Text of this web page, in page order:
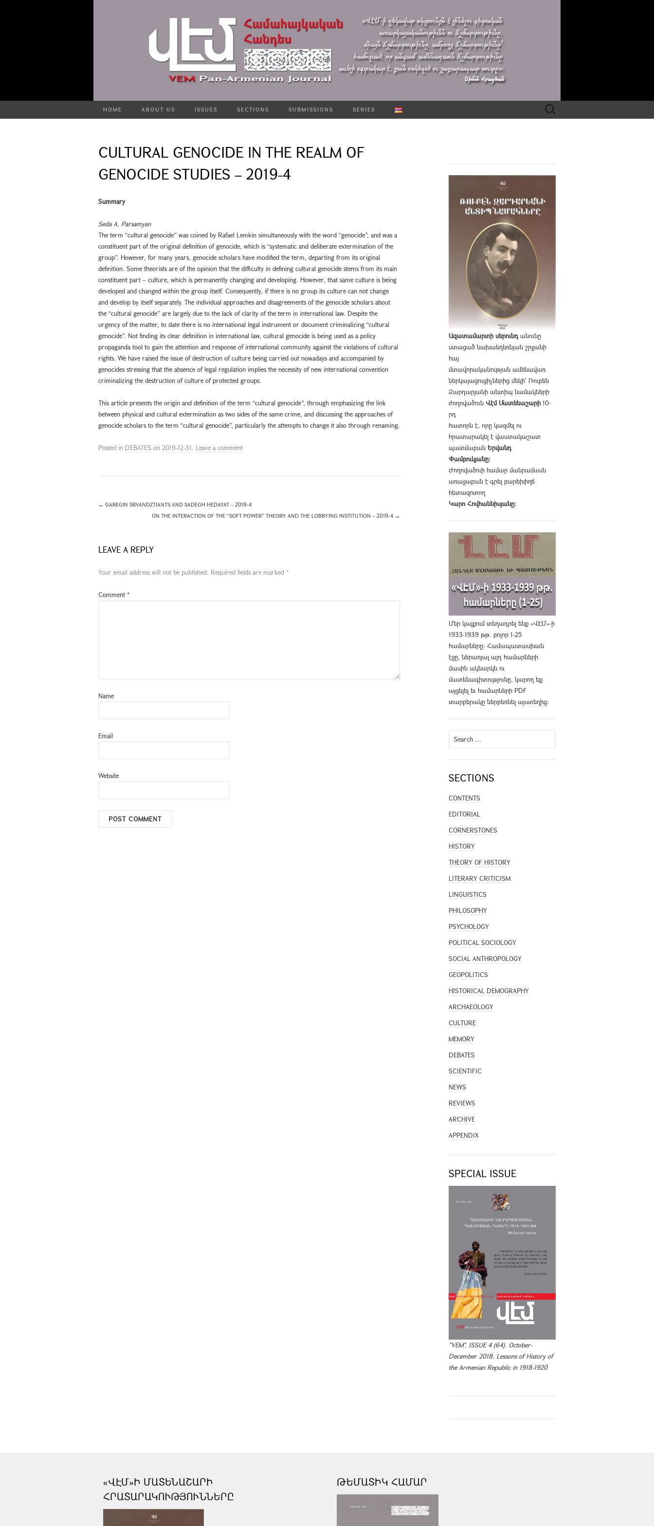
HOME ABOUT US ISSUES SECTIONS SUBMISSIONS SERIES
Search
for:
CULTURAL GENOCIDE IN THE REALM OF
GENOCIDE STUDIES – 2019-4
Summary
Seda A. Parsamyan
The term “cultural genocide” was coined by Rafael Lemkin simultaneously with the word “genocide”, and was a
constituent part of the original definition of genocide, which is “systematic and deliberate extermination of the
group”. However, for many years, genocide scholars have modified the term, departing from its original
definition. Some theorists are of the opinion that the difficulty in defining cultural genocide stems from its main
constituent part – culture, which is permanently changing and developing. However, that same culture is being
developed and changed within the group itself. Consequently, if there is no group its culture can not change
and develop by itself separately. The individual approaches and disagreements of the genocide scholars about
the “cultural genocide” are largely due to the lack of clarity of the term in international law. Despite the
urgency of the matter, to date there is no international legal instrument or document criminalizing “cultural
genocide”. Not finding its clear definition in international law, cultural genocide is being used as a policy
propaganda tool to gain the attention and response of international community against the violations of cultural
rights. We have raised the issue of destruction of culture being carried out nowadays and accompanied by
genocides stressing that the absence of legal regulation implies the necessity of new international convention
criminalizing the destruction of culture of protected groups.
This article presents the origin and definition of the term “cultural genocide”, through emphasizing the link
between physical and cultural extermination as two sides of the same crime, and discussing the approaches of
genocide scholars to the term “cultural genocide”, particularly the attempts to change it also through renaming.
Posted in DEBATES on 2019-12-31. Leave a comment
← GAREGIN SRVANDZTIANTS AND SADEGH HEDAYAT – 2019-4
ON THE INTERACTION OF THE “SOFT POWER” THEORY AND THE LOBBYING INSTITUTION – 2019-4 →
LEAVE A REPLY
Your email address will not be published. Required fields are marked *
Comment *
Name
Email
Website
Ազատամարտի սերունդանունը
ստացած նախաեղեռնյան շրջանի
հայ
մտավորականության ամենավառ
ներկայացուցիչներից մեկի՝ Ռուբեն
Զարդարյանի անտիպ նամակների
ժողովածուն Վէմ Մատենաշարի 10-
րդ
հատորն է, որը կազմել ու
հրատարակել է վաստակաշատ
պատմաբան Երվանդ
Փամբուկյանը։
Ժողովածուի համար մանրամասն
առաջաբան է գրել բարեխիղճ
հետազոտող
Կարո Հովհաննիսյանը։
Մեր կայքում տեղադրել ենք «ՎԷՄ»-ի
1933-1939 թթ. բոլոր 1-25
համարները։ Համապատասխան
էջը, ներառյալ այդ համարների
մասին ակնարկն ու
մատենագիտությունը, կարող եք
այցելել եւ համարների PDF
տարբերակը ներբեռնել այստեղից։
Search
for:
SECTIONS
CONTENTS
EDITORIAL
CORNERSTONES
HISTORY
THEORY OF HISTORY
LITERARY CRITICISM
LINGUISTICS
PHILOSOPHY
PSYCHOLOGY
POLITICAL SOCIOLOGY
SOCIAL ANTHROPOLOGY
GEOPOLITICS
HISTORICAL DEMOGRAPHY
ARCHAEOLOGY
CULTURE
MEMORY
DEBATES
SCIENTIFIC
NEWS
REVIEWS
ARCHIVE
APPENDIX
SPECIAL ISSUE
"VEM". ISSUE 4 (64). October-
December 2018. Lessons of History of
the Armenian Republic in 1918-1920
«ՎԷՄ»Ի ՄԱՏԵՆԱՇԱՐԻ
ՀՐԱՏԱՐԱԿՈՒԹՅՈՒՆՆԵՐԸ
ԹԵՄԱՏԻԿ ՀԱՄԱՐ